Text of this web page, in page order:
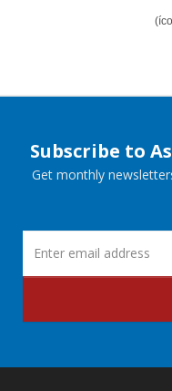
Subscribe to
Get monthly